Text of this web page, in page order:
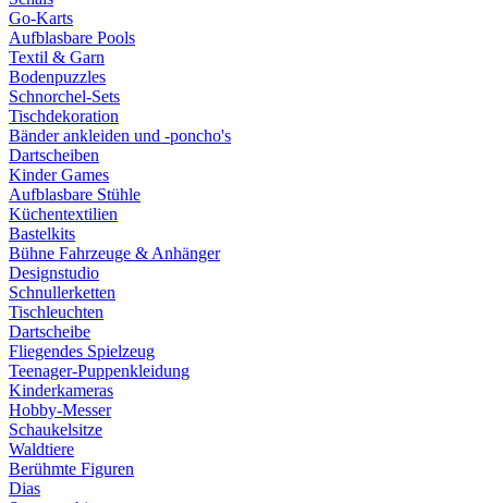
Go-Karts
Aufblasbare Pools
Textil & Garn
Bodenpuzzles
Schnorchel-Sets
Tischdekoration
Bänder ankleiden und -poncho's
Dartscheiben
Kinder Games
Aufblasbare Stühle
Küchentextilien
Bastelkits
Bühne Fahrzeuge & Anhänger
Designstudio
Schnullerketten
Tischleuchten
Dartscheibe
Fliegendes Spielzeug
Teenager-Puppenkleidung
Kinderkameras
Hobby-Messer
Schaukelsitze
Waldtiere
Berühmte Figuren
Dias